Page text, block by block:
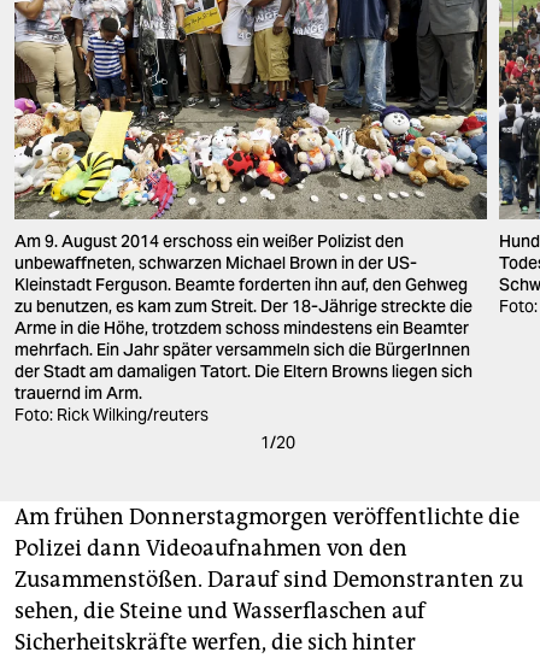
Am 9. August 2014 erschoss ein weißer Polizist den
unbewaffneten, schwarzen Michael Brown in der US-
Kleinstadt Ferguson. Beamte forderten ihn auf, den Gehweg
zu benutzen, es kam zum Streit. Der 18-Jährige streckte die
Arme in die Höhe, trotzdem schoss mindestens ein Beamter
mehrfach. Ein Jahr später versammeln sich die BürgerInnen
der Stadt am damaligen Tatort. Die Eltern Browns liegen sich
trauernd im Arm.
Foto: Rick Wilking/reuters
1/20
Am frühen Donnerstagmorgen veröffentlichte die
Polizei dann Videoaufnahmen von den
Zusammenstößen. Darauf sind Demonstranten zu
sehen, die Steine und Wasserflaschen auf
Sicherheitskräfte werfen, die sich hinter